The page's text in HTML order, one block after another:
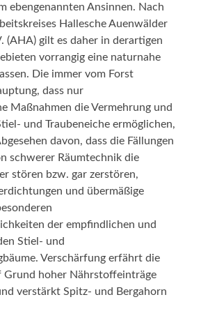
ebengenannten Ansinnen. Nach
Hallesche Auenwälder
(AHA) gilt es daher in derartigen
vorrangig eine naturnahe
Die immer vom Forst
dass nur
Maßnahmen die Vermehrung und
und Traubeneiche ermöglichen,
davon, dass die Fällungen
schwerer Räumtechnik die
stören bzw. gar zerstören,
und übermäßige
der empfindlichen und
Stiel- und
Verschärfung erfährt die
Grund hoher Nährstoffeinträge
verstärkt Spitz- und Bergahorn